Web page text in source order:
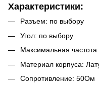
Характеристики:
Разъем: по выбору
Угол: по выбору
Максимальная
Материал корпуса:
Сопротивление: 50Ом